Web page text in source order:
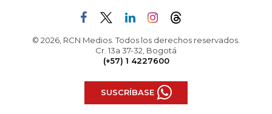
© 2026, RCN Medios. Todos los derechos reservados.
Cr. 13a 37-32, Bogotá
(+57) 1 4227600
SUSCRÍBASE